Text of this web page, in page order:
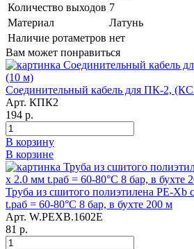
Количество выходов 7
Материал
Латунь
Наличие ротаметров нет
Вам может понравиться
Соединительный кабель для ПК-2,
Арт. КПК2
194 р.
В корзину
В корзине
Труба из сшитого полиэтилена PE-
t.раб = 60-80°C 8 бар, в бухте 200 м
Арт. W.PEXB.1602E
81 р.